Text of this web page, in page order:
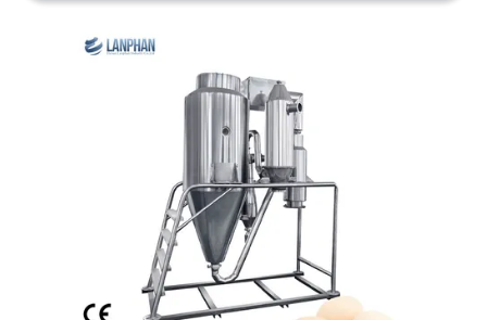
CONFIDENTIALITÉ